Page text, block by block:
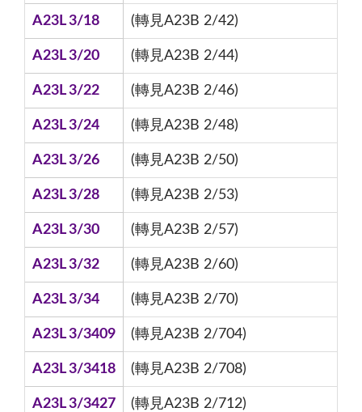
A23L 3/18 (轉見A23B 2/42)
A23L 3/20 (轉見A23B 2/44)
A23L 3/22 (轉見A23B 2/46)
A23L 3/24 (轉見A23B 2/48)
A23L 3/26 (轉見A23B 2/50)
A23L 3/28 (轉見A23B 2/53)
A23L 3/30 (轉見A23B 2/57)
A23L 3/32 (轉見A23B 2/60)
A23L 3/34 (轉見A23B 2/70)
A23L 3/3409 (轉見A23B 2/704)
A23L 3/3418 (轉見A23B 2/708)
A23L 3/3427 (轉見A23B 2/712)